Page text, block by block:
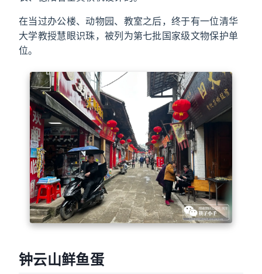
在当过办公楼、动物园、教室之后，终于有一位清华
大学教授慧眼识珠，被列为第七批国家级文物保护单
位。
钟云山鲜鱼蛋